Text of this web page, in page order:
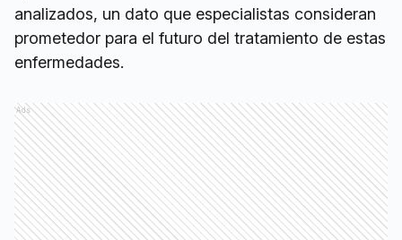
analizados, un dato que especialistas consideran
prometedor para el futuro del tratamiento de estas
enfermedades.
Ads